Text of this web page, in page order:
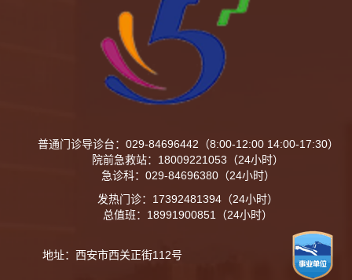
普通门诊导诊台：029-84696442（8:00-12:00 14:00-17:30）
院前急救站：18009221053（24小时）
急诊科：029-84696380（24小时）
发热门诊：17392481394（24小时）
总值班：18991900851（24小时）
地址：西安市西关正街112号